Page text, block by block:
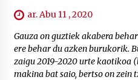
ar. Abu 11 , 2020
Gauza on guztiek akabera
ere behar du azken burukorik.
zaigu 2019-2020 urte kaotikoa
makina bat saio, bertso on zein